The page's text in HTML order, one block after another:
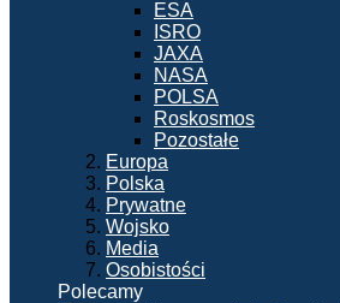
ESA
ISRO
JAXA
NASA
POLSA
Roskosmos
Pozostałe
Europa
Polska
Prywatne
Wojsko
Media
Osobistości
Polecamy